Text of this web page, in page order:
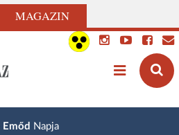
MAGAZIN
Emőd Napja